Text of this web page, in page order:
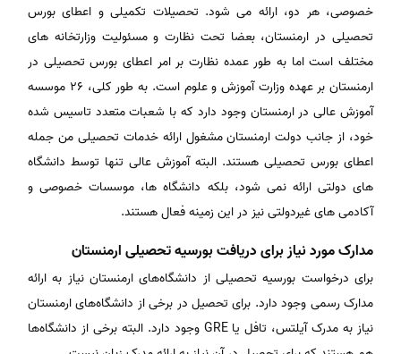
خصوصی، هر دو، ارائه می شود. تحصیلات تکمیلی و اعطای بورس
تحصیلی در ارمنستان، بعضا تحت نظارت و مسئولیت وزارتخانه های
مختلف است اما به طور عمده نظارت بر امر اعطای بورس تحصیلی در
ارمنستان بر عهده وزارت آموزش و علوم است. به طور کلی، ۲۶ موسسه
آموزش عالی در ارمنستان وجود دارد که با شعبات متعدد تاسیس شده
خود، از جانب دولت ارمنستان مشغول ارائه خدمات تحصیلی من جمله
اعطای بورس تحصیلی هستند. البته آموزش عالی تنها توسط دانشگاه
های دولتی ارائه نمی شود، بلکه دانشگاه ها، موسسات خصوصی و
آکادمی های غیردولتی نیز در این زمینه فعال هستند.
مدارک مورد نیاز برای دریافت بورسیه تحصیلی ارمنستان
برای درخواست بورسیه تحصیلی از دانشگاه‌های ارمنستان نیاز به ارائه
مدارک رسمی وجود دارد. برای تحصیل در برخی از دانشگاه‌های ارمنستان
نیاز به مدرک آیلتس، تافل یا GRE وجود دارد. البته برخی از دانشگاه‌ها